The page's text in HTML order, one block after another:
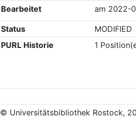
Bearbeitet am 2022-
Status
MODIFIED
PURL Historie
1
© Universitätsbibliothek Rostock,